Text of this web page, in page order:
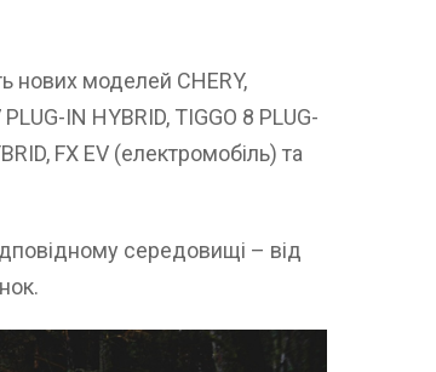
нових моделей CHERY,
IN HYBRID, TIGGO 8 PLUG-
FX EV (електромобіль) та
середовищі – від